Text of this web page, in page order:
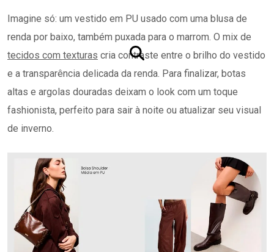
Imagine só: um vestido em PU usado com uma blusa de
renda por baixo, também puxada para o marrom. O mix de
tecidos com texturas cria contraste entre o brilho do vestido
e a transparência delicada da renda. Para finalizar, botas
altas e argolas douradas deixam o look com um toque
fashionista, perfeito para sair à noite ou atualizar seu visual
de inverno.